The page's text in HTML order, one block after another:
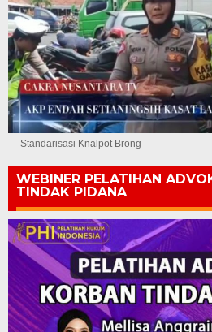
Standarisasi Knalpot Brong
WEBINER PELATIHAN
TINDAK PIDANA